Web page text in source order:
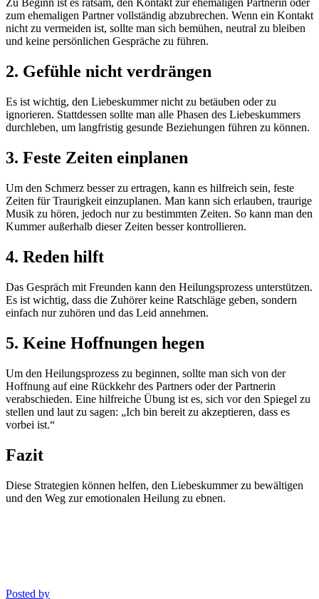
Zu Beginn ist es ratsam, den Kontakt zur ehemaligen Partnerin oder
zum ehemaligen Partner vollständig abzubrechen. Wenn ein Kontakt
nicht zu vermeiden ist, sollte man sich bemühen, neutral zu bleiben
und keine persönlichen Gespräche zu führen.
2. Gefühle nicht verdrängen
Es ist wichtig, den Liebeskummer nicht zu betäuben oder zu
ignorieren. Stattdessen sollte man alle Phasen des Liebeskummers
durchleben, um langfristig gesunde Beziehungen führen zu können.
3. Feste Zeiten einplanen
Um den Schmerz besser zu ertragen, kann es hilfreich sein, feste
Zeiten für Traurigkeit einzuplanen. Man kann sich erlauben, traurige
Musik zu hören, jedoch nur zu bestimmten Zeiten. So kann man den
Kummer außerhalb dieser Zeiten besser kontrollieren.
4. Reden hilft
Das Gespräch mit Freunden kann den Heilungsprozess unterstützen.
Es ist wichtig, dass die Zuhörer keine Ratschläge geben, sondern
einfach nur zuhören und das Leid annehmen.
5. Keine Hoffnungen hegen
Um den Heilungsprozess zu beginnen, sollte man sich von der
Hoffnung auf eine Rückkehr des Partners oder der Partnerin
verabschieden. Eine hilfreiche Übung ist es, sich vor den Spiegel zu
stellen und laut zu sagen: „Ich bin bereit zu akzeptieren, dass es
vorbei ist.“
Fazit
Diese Strategien können helfen, den Liebeskummer zu bewältigen
und den Weg zur emotionalen Heilung zu ebnen.
Posted by